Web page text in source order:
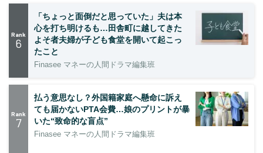
Rank
6
「ちょっと面倒だと思っていた」夫は本
心を打ち明けるも…田舎町に越してきた
よそ者夫婦が子ども食堂を開いて起こっ
たこと
Finasee マネーの人間ドラマ編集班
Rank
7
払う意思なし？外国籍家庭へ懸命に訴え
ても届かないPTA会費…娘のプリントが暴
いた“致命的な盲点”
Finasee マネーの人間ドラマ編集班